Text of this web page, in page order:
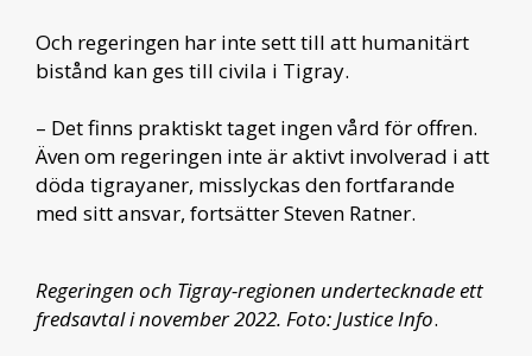
Och regeringen har inte sett till att humanitärt
bistånd kan ges till civila i Tigray.
– Det finns praktiskt taget ingen vård för offren.
Även om regeringen inte är aktivt involverad i att
döda tigrayaner, misslyckas den fortfarande
med sitt ansvar, fortsätter Steven Ratner.
Regeringen och Tigray-regionen undertecknade ett
fredsavtal i november 2022. Foto: Justice Info.